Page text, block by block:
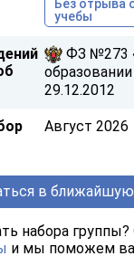
Без отрыва
учебы
ФЗ №273
29.12.2012
Август 2026
в ближайшую
набора группы?
и мы поможем